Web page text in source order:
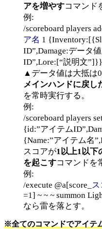
アを増やすコマンド
例:
/scoreboard players
ア名 1
ID”,Damage:データ
ID”,Lore:[“説明文
▲データ値は大抵は0
メインハンドに戻し
を常時実行する。
例:
/scoreboard players
{id:”アイテム
{Name:”アイテム名
スコアが1以上1以下
を起こすコマンドを
例:
/execute @a[score_
=1] ~ ~ ~ summon
なら雷を落とす。
※全てのコマンドでアイテ